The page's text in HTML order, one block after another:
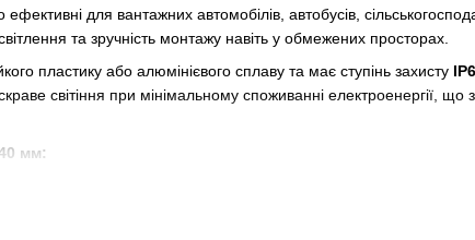
для вантажних автомобілів, автобусів,
та зручність монтажу навіть у обмежених просторах.
пластику або алюмінієвого сплаву та має ступінь захисту
світіння при мінімальному споживанні електроенергії,
мм: